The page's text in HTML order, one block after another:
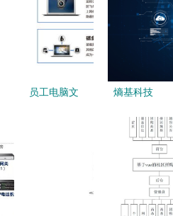
员工电脑文
熵基科技
识别技术在
计算机系统
服务领域实
现新突破